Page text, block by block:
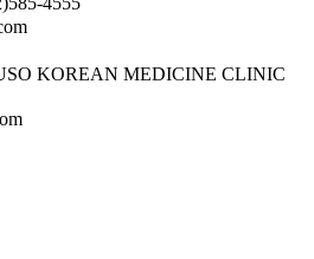
KOREAN MEDICINE CLINIC